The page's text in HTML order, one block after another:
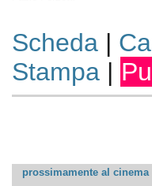
Scheda|
Stampa|
prossimamente al cinema